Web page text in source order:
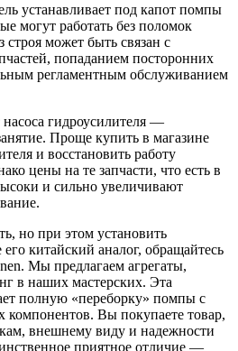
устанавливает под капот помпы
могут работать без поломок
может быть связан с
попаданием посторонних
регламентным обслуживанием
гидроусилителя —
Проще купить в магазине
и восстановить работу
цены на те запчасти, что есть в
и сильно увеличивают
но при этом установить
китайский аналог, обращайтесь
Мы предлагаем агрегаты,
в наших мастерских. Эта
полную «переборку» помпы с
компонентов. Вы покупаете товар,
внешнему виду и надежности
приятное отличие —